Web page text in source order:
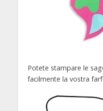
Potete stampare le
facilmente la vostra